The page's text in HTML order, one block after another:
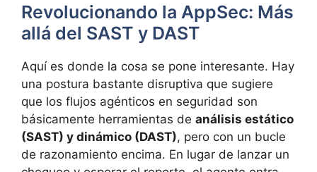
Revolucionando la AppSec: Más
allá del SAST y DAST
Aquí es donde la cosa se pone interesante. Hay
una postura bastante disruptiva que sugiere
que los flujos agénticos en seguridad son
básicamente herramientas de análisis estático
(SAST) y dinámico (DAST), pero con un bucle
de razonamiento encima. En lugar de lanzar un